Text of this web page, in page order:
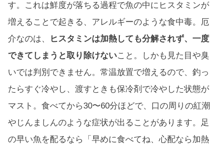
す。これは鮮度が落ちる過程で魚の中にヒスタミンが
増えることで起きる、アレルギーのような食中毒。厄
介なのは、
ヒスタミンは加熱しても分解されず、一度
できてしまうと取り除けないこと。しかも見た目や臭
いでは判別できません。常温放置で増えるので、釣っ
たらすぐ冷やし、渡すときも保冷剤で冷やした状態が
マスト。食べてから30〜60分ほどで、口の周りの紅潮
やじんましんのような症状が出ることがあります。足
の早い魚を配るなら「早めに食べてね、心配なら加熱